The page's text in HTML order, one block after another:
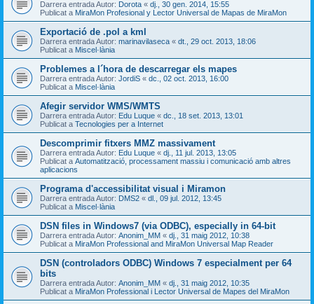
Darrera entrada Autor: Dorota « dj., 30 gen. 2014, 15:55
Publicat a MiraMon Profesional y Lector Universal de Mapas de MiraMon
Exportació de .pol a kml
Darrera entrada Autor: marinavilaseca « dt., 29 oct. 2013, 18:06
Publicat a Miscel·lània
Problemes a l´hora de descarregar els mapes
Darrera entrada Autor: JordiS « dc., 02 oct. 2013, 16:00
Publicat a Miscel·lània
Afegir servidor WMS/WMTS
Darrera entrada Autor: Edu Luque « dc., 18 set. 2013, 13:01
Publicat a Tecnologies per a Internet
Descomprimir fitxers MMZ massivament
Darrera entrada Autor: Edu Luque « dj., 11 jul. 2013, 13:05
Publicat a Automatització, processament massiu i comunicació amb altres
aplicacions
Programa d'accessibilitat visual i Miramon
Darrera entrada Autor: DMS2 « dl., 09 jul. 2012, 13:45
Publicat a Miscel·lània
DSN files in Windows7 (via ODBC), especially in 64-bit
Darrera entrada Autor: Anonim_MM « dj., 31 maig 2012, 10:38
Publicat a MiraMon Professional and MiraMon Universal Map Reader
DSN (controladors ODBC) Windows 7 especialment per 64
bits
Darrera entrada Autor: Anonim_MM « dj., 31 maig 2012, 10:35
Publicat a MiraMon Professional i Lector Universal de Mapes del MiraMon